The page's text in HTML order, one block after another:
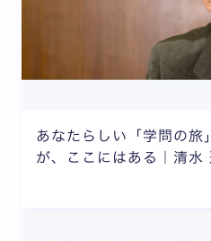
あなたらしい「学問の旅
が、ここにはある｜清